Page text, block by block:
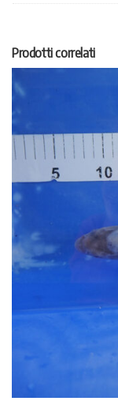
Prodotti correlati